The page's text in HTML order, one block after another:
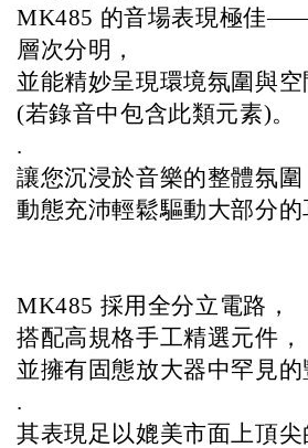
MK485 的音場表現極佳——
層次分明，
並能精妙呈現環境氛圍與
(若錄音中包含此類元素)。
.
讓您沉浸於音樂的整體氛圍
動態充沛輕鬆驅動大
MK485 採用全分立電路，
搭配高規格手工精選元件，
並擁有固態放大器中罕見的
.
其表現足以媲美市面上頂尖